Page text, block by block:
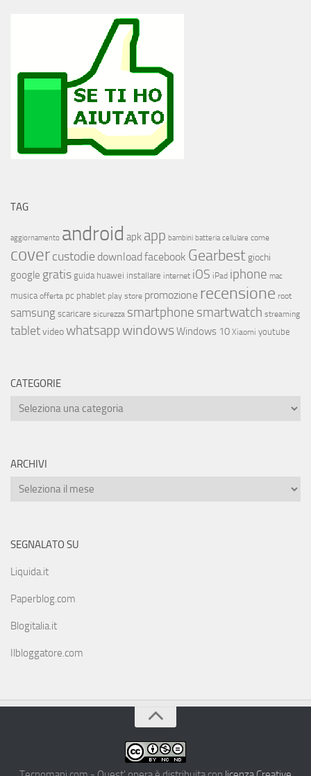
TAG
aggiornamento android apk app bambini batteria cellulare come
covercustodie download facebook Gearbest giochi
google gratis guida huawei installare internet iOS iPad iphone mac
musica offerta pc phablet play store promozione recensione root
samsungscaricare sicurezza smartphone smartwatch streaming
tabletvideowhatsappwindowsWindows 10 Xiaomi youtube
CATEGORIE
ARCHIVI
SEGNALATO SU
Liquida.it
Paperblog.com
Blogitalia.it
Ilbloggatore.com